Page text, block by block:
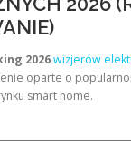
2026wizjerów
oparte o
smart home.